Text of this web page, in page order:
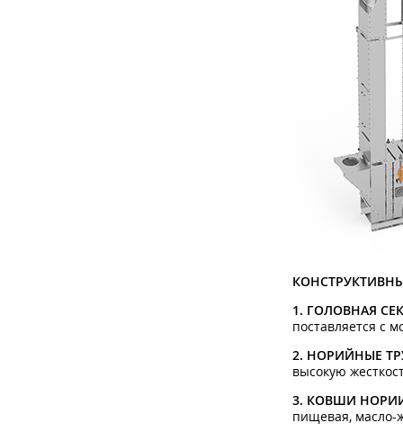
1. ГОЛОВНАЯ
поставляется с
2. НОРИЙНЫЕ
высокую
3. КОВШИ
пищевая, масло-